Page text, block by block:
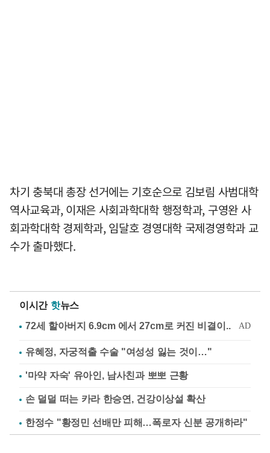
차기 충북대 총장 선거에는 기호순으로 김보림 사범대학
역사교육과, 이재은 사회과학대학 행정학과, 구영완 사
회과학대학 경제학과, 임달호 경영대학 국제경영학과 교
수가 출마했다.
이시간 핫뉴스
유혜정, 자궁적출 수술 "여성성 잃는 것이…"
'마약 자숙' 유아인, 남사친과 뽀뽀 근황
손 덜덜 떠는 카라 한승연, 건강이상설 확산
한정수 "황정민 선배만 피해…폭로자 신분 공개하라"